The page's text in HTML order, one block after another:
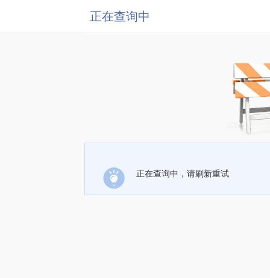
正在查询中
正在查询中，请刷新重试